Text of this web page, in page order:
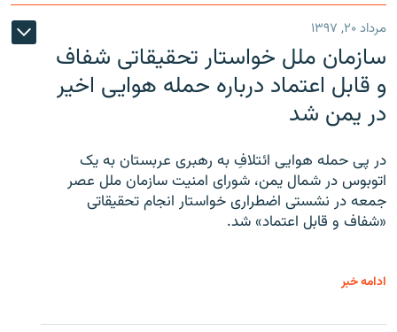
مرداد ۲۰, ۱۳۹۷
سازمان ملل خواستار تحقیقاتی شفاف
و قابل اعتماد درباره حمله هوایی اخیر
در یمن شد
در پی حمله هوایی ائتلافِ به رهبری عربستان به یک
اتوبوس در شمال یمن، شورای امنیت سازمان ملل عصر
جمعه در نشستی اضطراری خواستار انجام تحقیقاتی
«شفاف و قابل اعتماد» شد.
ادامه خبر